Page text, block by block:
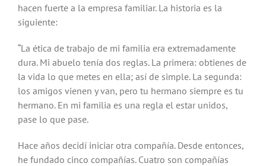
hacen fuerte a la empresa familiar. La historia es la
siguiente:
“La ética de trabajo de mi familia era extremadamente
dura. Mi abuelo tenía dos reglas. La primera: obtienes de
la vida lo que metes en ella; así de simple. La segunda:
los amigos vienen y van, pero tu hermano siempre es tu
hermano. En mi familia es una regla el estar unidos,
pase lo que pase.
Hace años decidí iniciar otra compañía. Desde entonces,
he fundado cinco compañías. Cuatro son compañías